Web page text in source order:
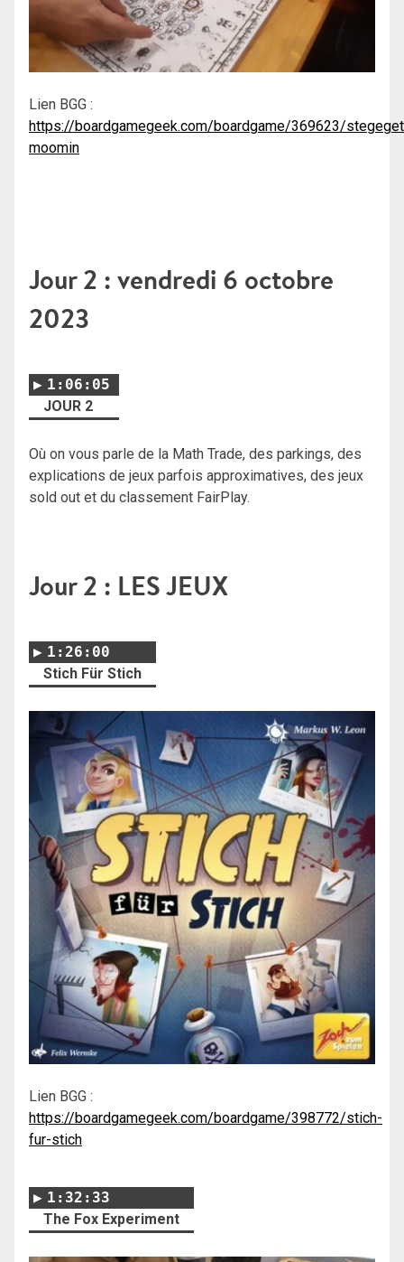
Lien BGG :
https://boardgamegeek.com/boardgame/369623/
moomin
Jour 2 : vendredi 6 octobre
2023
1:06:05
JOUR 2
Où on vous parle de la Math Trade, des parkings, des
explications de jeux parfois approximatives, des jeux
sold out et du classement FairPlay.
Jour 2 : LES JEUX
1:26:00
Stich Für Stich
Lien BGG :
https://boardgamegeek.com/boardgame/398772/stich-
fur-stich
1:32:33
The Fox Experiment